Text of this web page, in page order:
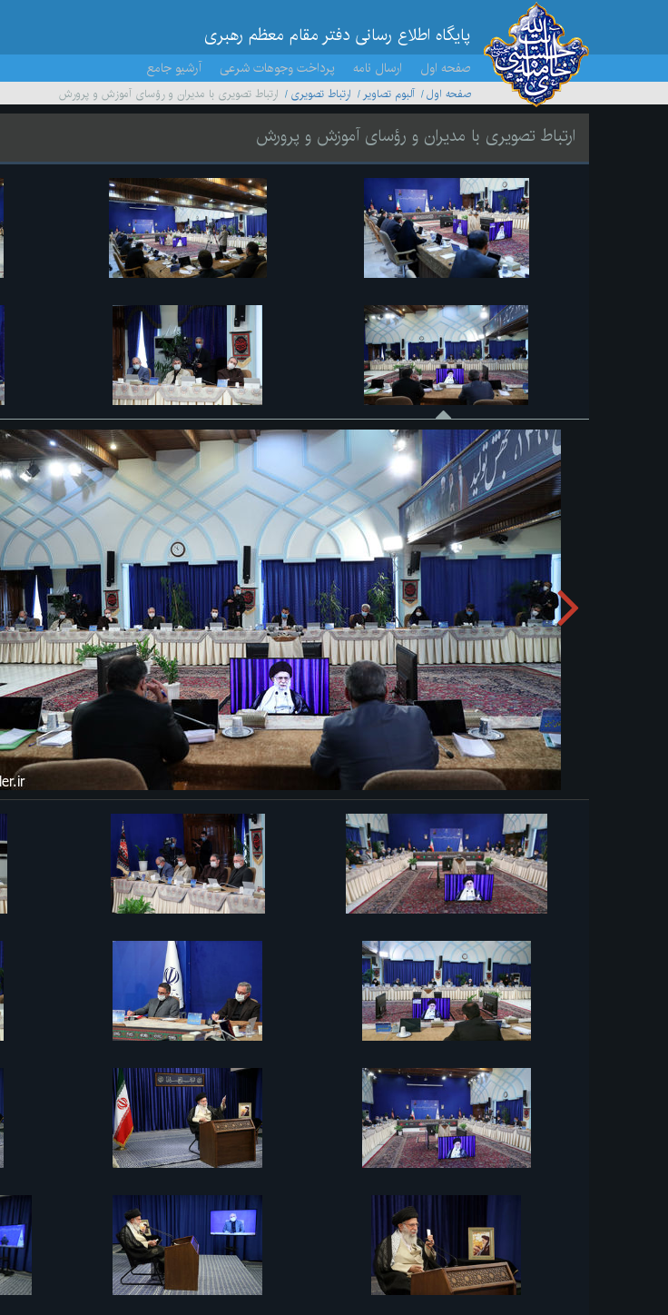
پایگاه اطلاع رسانی دفتر مقام معظم رهبری
صفحه اول ارسال نامه پرداخت وجوهات شرعی آرشیو جامع
صفحه اول آلبوم تصاویر ارتباط تصویری ارتباط تصویری با مدیران و رؤسای آموزش و پرورش
ارتباط تصویری با مدیران و رؤسای آموزش و پرورش